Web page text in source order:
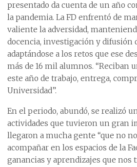
presentado da cuenta de un año
la pandemia. La FD enfrentó de
valiente la adversidad,
docencia, investigación y difusión
adaptándose a los retos que ese
más de 16 mil alumnos. “Reciban
este año de trabajo, entrega,
Universidad”.
En el periodo, abundó, se realizó
actividades que tuvieron un gran
llegaron a mucha gente “que no
acompañar en los espacios de la
ganancias y aprendizajes que nos